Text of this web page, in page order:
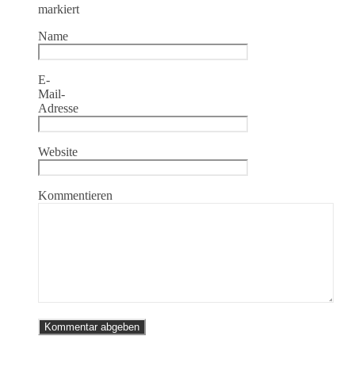
markiert
Name
E-
Mail-
Adresse
Website
Kommentieren